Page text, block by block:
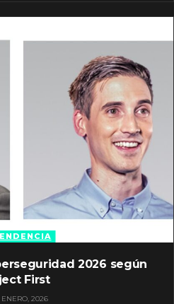
2026 según
First
ENERO, 2026